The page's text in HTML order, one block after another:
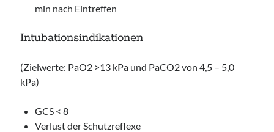
min nach Eintreffen
Intubationsindikationen
(Zielwerte: PaO2 >13 kPa und PaCO2 von 4,5 – 5,0
kPa)
GCS < 8
Verlust der Schutzreflexe